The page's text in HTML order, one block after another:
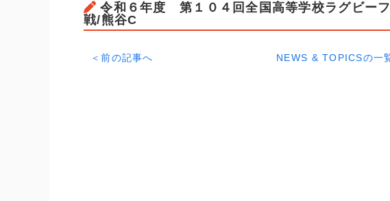
令和６年度 第１０４回全国高等学校ラグビー
戦/熊谷C
＜前の記事へ NEWS & TOPICSの一